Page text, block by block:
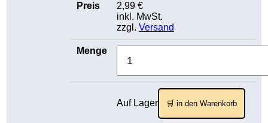
2,99 €
inkl. MwSt.
zzgl. Versand
Auf Lager 🛒 in den Warenkorb